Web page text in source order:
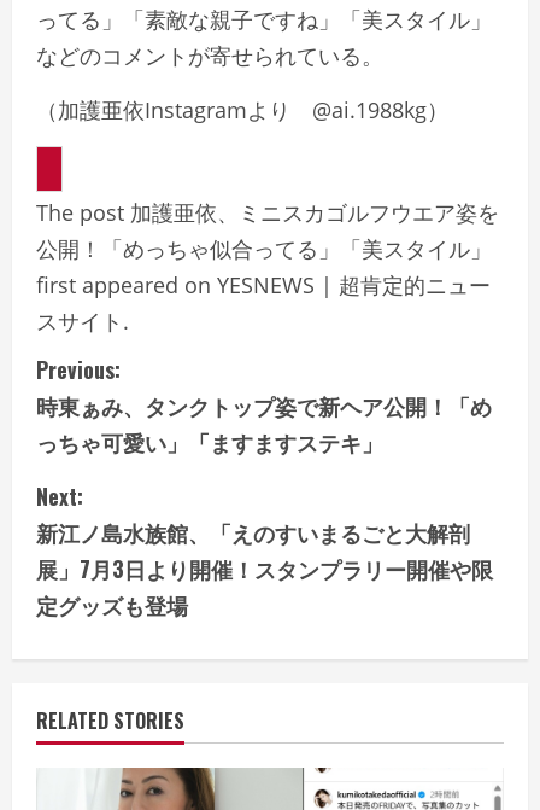
ってる」「素敵な親子ですね」「美スタイル」
などのコメントが寄せられている。
（加護亜依Instagramより @ai.1988kg）
The post 加護亜依、ミニスカゴルフウエア姿を
公開！「めっちゃ似合ってる」「美スタイル」
first appeared on YESNEWS | 超肯定的ニュー
スサイト.
C
o
n
t
i
n
u
e
R
Previous:
時東ぁみ、タンクトップ姿で新ヘア公開！「め
っちゃ可愛い」「ますますステキ」
Next:
新江ノ島水族館、「えのすいまるごと大解剖
展」7月3日より開催！スタンプラリー開催や限
定グッズも登場
RELATED STORIES